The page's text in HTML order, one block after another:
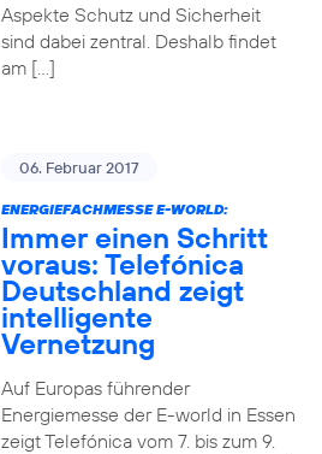
Aspekte Schutz und Sicherheit
sind dabei zentral. Deshalb findet
am […]
06. Februar 2017
ENERGIEFACHMESSE E-WORLD:
Immer einen Schritt
voraus: Telefónica
Deutschland zeigt
intelligente
Vernetzung
Auf Europas führender
Energiemesse der E-world in Essen
zeigt Telefónica vom 7. bis zum 9.